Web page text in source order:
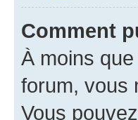
Comment
À moins
forum, vous
Vous